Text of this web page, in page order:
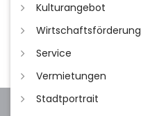
Kulturangebot
Wirtschaftsförderung
Service
Vermietungen
Stadtportrait